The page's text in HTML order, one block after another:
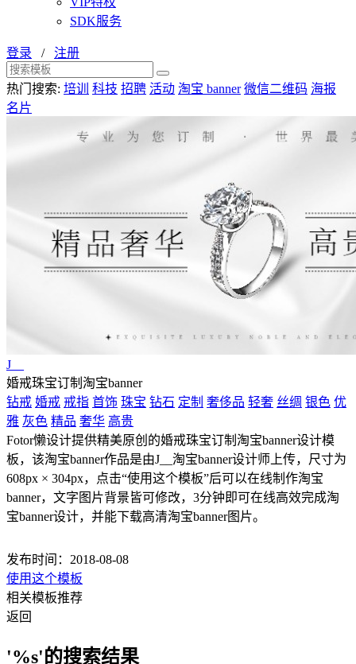
SDK服务
登录 / 注册
热门搜索: 培训 科技 招聘 活动 淘宝 banner 微信二维码 海报
名片
J__
婚戒珠宝订制淘宝banner
钻戒 婚戒 戒指 首饰 珠宝 钻石 定制 奢侈品 轻奢 丝绸 银色 优
雅 灰色 精品 奢华 高贵
Fotor懒设计提供精美原创的婚戒珠宝订制淘宝banner设计模
板，该淘宝banner作品是由J__淘宝banner设计师上传，尺寸为
608px × 304px，点击“使用这个模板”后可以在线制作淘宝
banner，文字图片背景皆可修改，3分钟即可在线高效完成淘
宝banner设计，并能下载高清淘宝banner图片。
发布时间：2018-08-08
使用这个模板
相关模板推荐
返回
'%s'的搜索结果